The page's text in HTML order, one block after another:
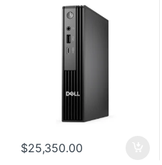
Windows 11 Pro
$25,350.00